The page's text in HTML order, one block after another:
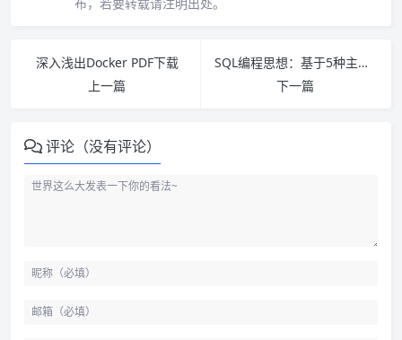
深入浅出Docker PDF下载
上一篇
SQL编程思想：基于5种主流数据库代码实现 PDF下载
下一篇
评论（没有评论）